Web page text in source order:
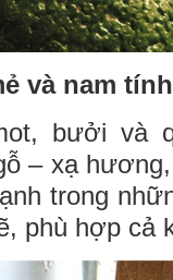
và nam tính
bưởi và
– xạ
trong
phù hợp cả